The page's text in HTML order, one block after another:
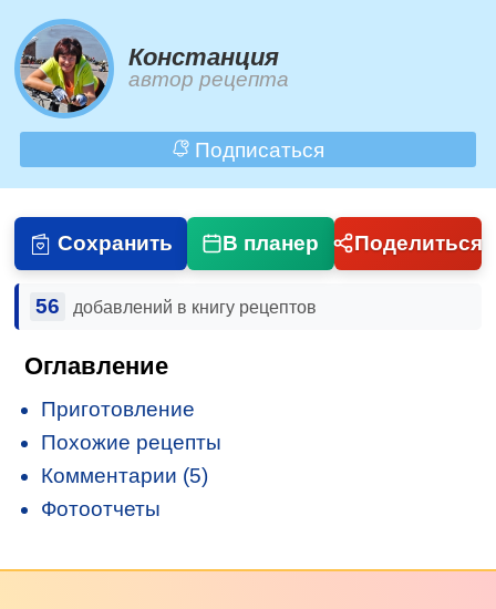
Констанция
автор рецепта
Подписаться
Сохранить В планер Поделиться
56 добавлений в книгу рецептов
Оглавление
Приготовление
Похожие рецепты
Комментарии (5)
Фотоотчеты